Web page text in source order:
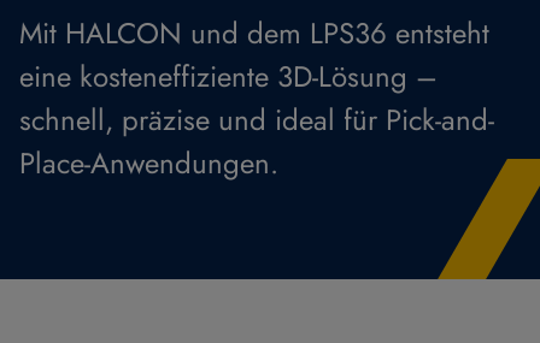
Mit HALCON und dem LPS36 entsteht
eine kosteneffiziente 3D-Lösung –
schnell, präzise und ideal für Pick-and-
Place-Anwendungen.